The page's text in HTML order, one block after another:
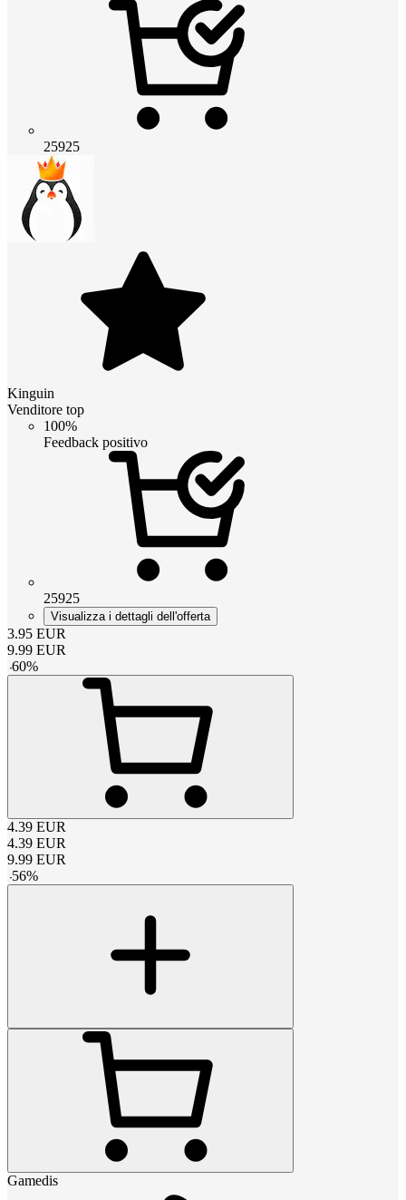
25925
Kinguin
Venditore top
100%
Feedback positivo
25925
Visualizza i dettagli dell'offerta
3.95 EUR
9.99 EUR
-60%
4.39 EUR
4.39 EUR
9.99 EUR
-56%
Gamedis